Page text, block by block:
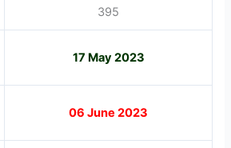
395
17 May 2023
06 June 2023